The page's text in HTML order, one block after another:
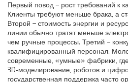
Первый повод – рост требований к
Клиенты требуют меньше брака, а
Второй – стоимость энергии и
линии обычно тратят меньше
чем ручные процессы. Третий –
квалифицированный персонал.
современные, «умные» фабрики,
3D‑моделирование, роботов и
государственная поддержка часто